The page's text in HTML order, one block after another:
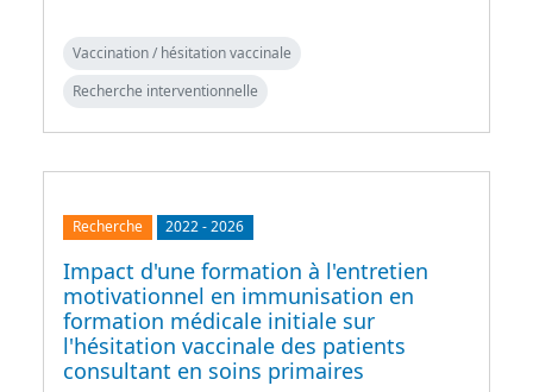
Vaccination / hésitation vaccinale
Recherche interventionnelle
Recherche 2022-2026
Impact d'une formation à l'entretien
motivationnel en immunisation en
formation médicale initiale sur
l'hésitation vaccinale des patients
consultant en soins primaires